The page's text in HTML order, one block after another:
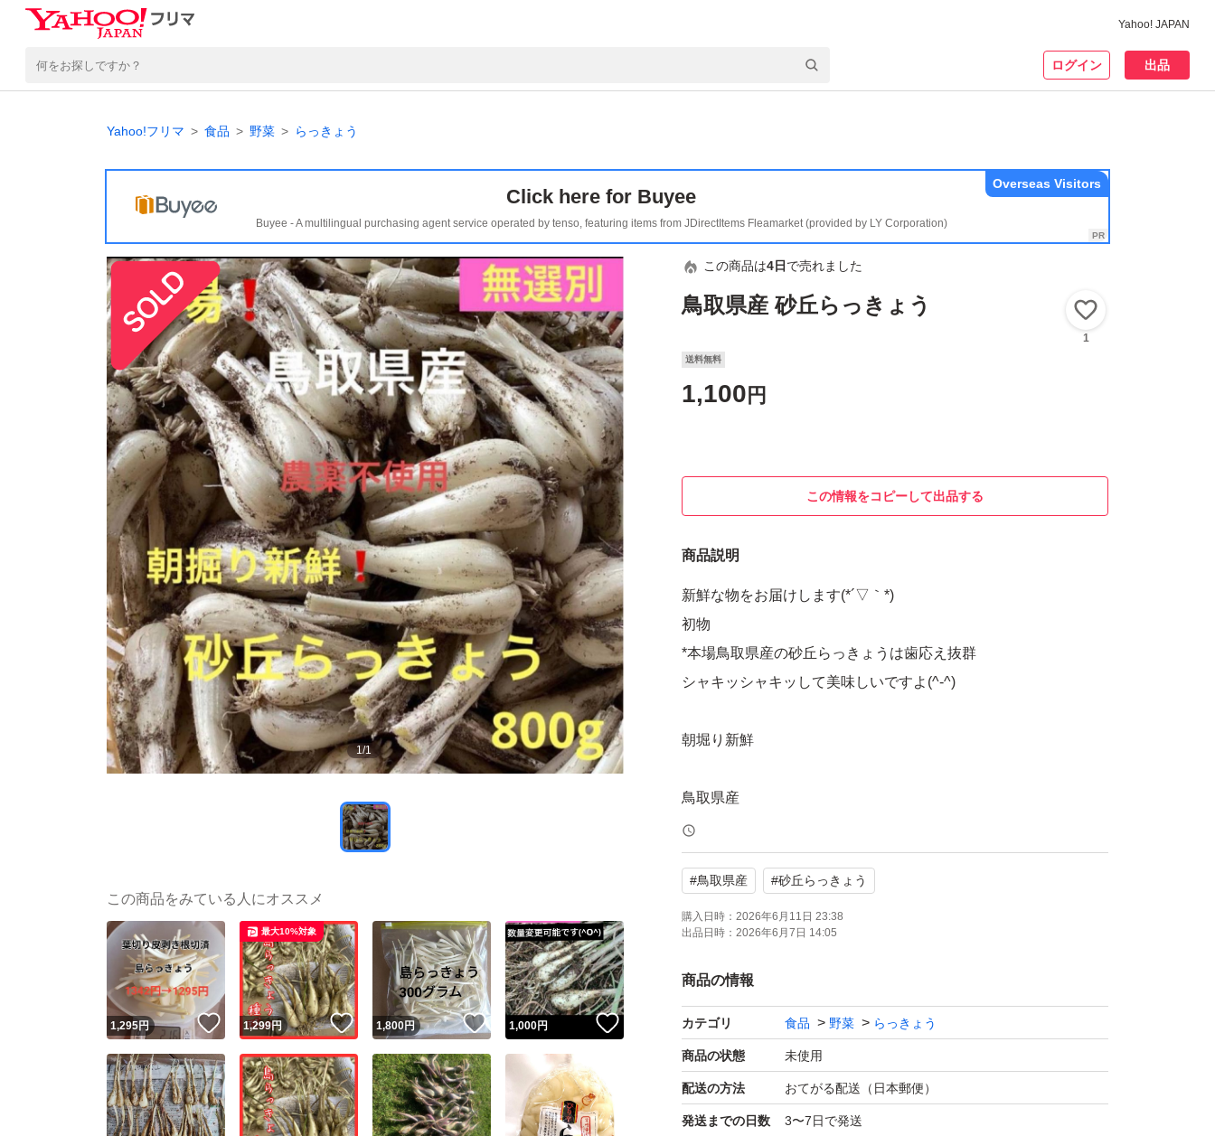
Yahoo! JAPAN
ログイン 出品
Yahoo!フリマ 食品 野菜 らっきょう
Click here for Buyee
Buyee - A multilingual purchasing agent service operated by tenso, featuring items from JDirectItems Fleamarket (provided by LY Corporation)
Overseas Visitors
1/1
この商品は4日 で売れました
鳥取県産 砂丘らっきょう
1
送料無料
1,100 円
この情報をコピーして出品する
商品説明
新鮮な物をお届けします(*´▽｀*)
初物
*本場鳥取県産の砂丘らっきょうは歯応え抜群
シャキッシャキッして美味しいですよ(^-^)
朝堀り新鮮
鳥取県産
農薬不使用栽培
良品
★砂丘らっきょう
800g以上
＊茶封筒で発送します。
到着までに切り口が伸びますのでご了承下さい。
#鳥取県産 #砂丘らっきょう
購入日時： 2026年6月11日 23:38
出品日時： 2026年6月7日 14:05
商品の情報
カテゴリ 食品 野菜 らっきょう
商品の状態 未使用
配送の方法 おてがる配送（日本郵便）
発送までの日数 3〜7日で発送
この商品をみている人にオススメ
1,295円 いいね！
1,299円 いいね！
最大10%対象
1,800円 いいね！
1,000円